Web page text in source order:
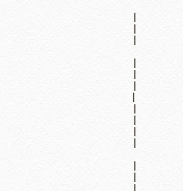
|
|
|
|
|
|
|
|
|
|
|
|
|
|